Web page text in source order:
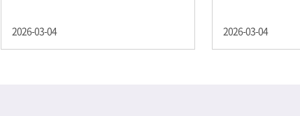
음이기도 합니다. 입학이라는 순간을 경제의 시
각으로 바라보면, 우리는 한 가지 중요한 개념을
2026-03-04
자용 국채를 3월에는
억원 확대합니다.
2026-03-04